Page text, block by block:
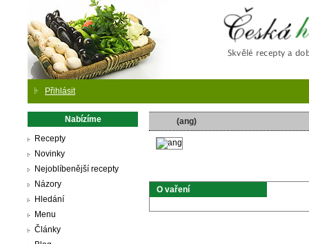
Přihlásit
Nabízíme
Recepty
Novinky
Nejoblíbenější recepty
Názory
Hledání
Menu
Články
(ang)
O vaření